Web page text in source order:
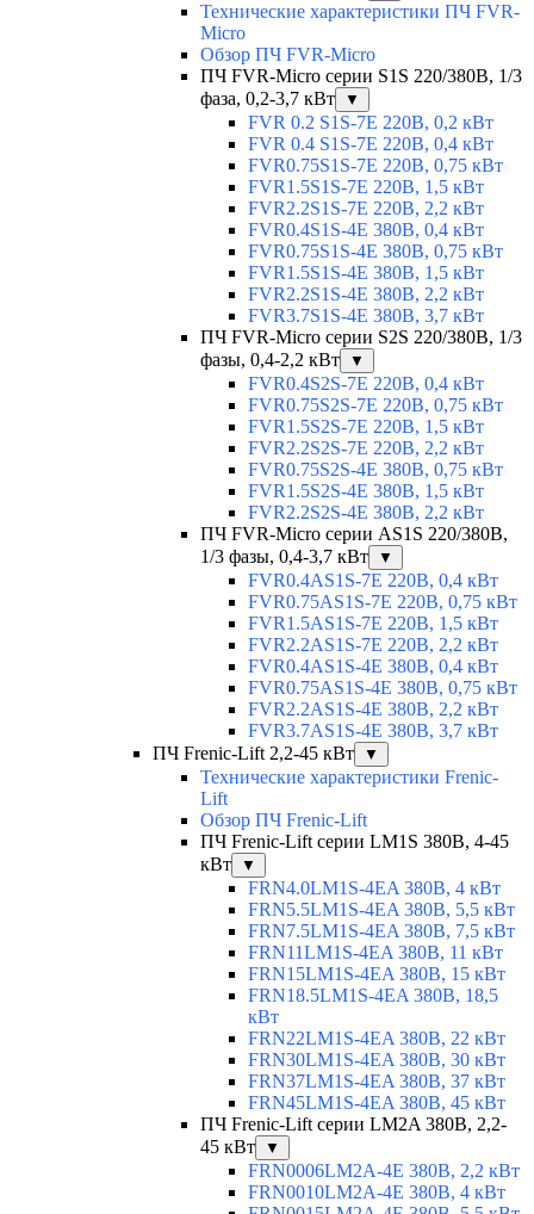
Технические характеристики ПЧ FVR-
Micro
Обзор ПЧ FVR-Micro
ПЧ FVR-Micro серии S1S 220/380В, 1/3
фаза, 0,2-3,7 кВт
▼
FVR 0.2 S1S-7E 220В, 0,2 кВт
FVR 0.4 S1S-7E 220В, 0,4 кВт
FVR0.75S1S-7E 220В, 0,75 кВт
FVR1.5S1S-7E 220В, 1,5 кВт
FVR2.2S1S-7E 220В, 2,2 кВт
FVR0.4S1S-4E 380В, 0,4 кВт
FVR0.75S1S-4E 380В, 0,75 кВт
FVR1.5S1S-4E 380В, 1,5 кВт
FVR2.2S1S-4E 380В, 2,2 кВт
FVR3.7S1S-4E 380В, 3,7 кВт
ПЧ FVR-Micro серии S2S 220/380В, 1/3
фазы, 0,4-2,2 кВт
▼
FVR0.4S2S-7E 220В, 0,4 кВт
FVR0.75S2S-7E 220В, 0,75 кВт
FVR1.5S2S-7E 220В, 1,5 кВт
FVR2.2S2S-7E 220В, 2,2 кВт
FVR0.75S2S-4E 380В, 0,75 кВт
FVR1.5S2S-4E 380В, 1,5 кВт
FVR2.2S2S-4E 380В, 2,2 кВт
ПЧ FVR-Micro серии AS1S 220/380В,
1/3 фазы, 0,4-3,7 кВт
▼
FVR0.4AS1S-7E 220В, 0,4 кВт
FVR0.75AS1S-7E 220В, 0,75 кВт
FVR1.5AS1S-7E 220В, 1,5 кВт
FVR2.2AS1S-7E 220В, 2,2 кВт
FVR0.4AS1S-4E 380В, 0,4 кВт
FVR0.75AS1S-4E 380В, 0,75 кВт
FVR2.2AS1S-4E 380В, 2,2 кВт
FVR3.7AS1S-4E 380В, 3,7 кВт
ПЧ Frenic-Lift 2,2-45 кВт
▼
Технические характеристики Frenic-
Lift
Обзор ПЧ Frenic-Lift
ПЧ Frenic-Lift серии LM1S 380В, 4-45
кВт
▼
FRN4.0LM1S-4EA 380В, 4 кВт
FRN5.5LM1S-4EA 380В, 5,5 кВт
FRN7.5LM1S-4EA 380В, 7,5 кВт
FRN11LM1S-4EA 380В, 11 кВт
FRN15LM1S-4EA 380В, 15 кВт
FRN18.5LM1S-4EA 380В, 18,5
кВт
FRN22LM1S-4EA 380В, 22 кВт
FRN30LM1S-4EA 380В, 30 кВт
FRN37LM1S-4EA 380В, 37 кВт
FRN45LM1S-4EA 380В, 45 кВт
ПЧ Frenic-Lift серии LM2A 380В, 2,2-
45 кВт
▼
FRN0006LM2A-4E 380В, 2,2 кВт
FRN0010LM2A-4E 380В, 4 кВт